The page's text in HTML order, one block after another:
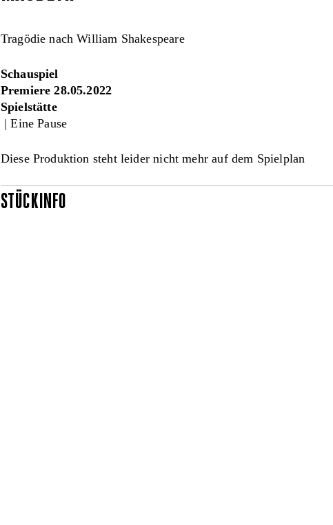
Tragödie nach William Shakespeare
Schauspiel
Premiere 28.05.2022
Spielstätte
| Eine Pause
Diese Produktion steht leider nicht mehr auf dem Spielplan
STÜCKINFO